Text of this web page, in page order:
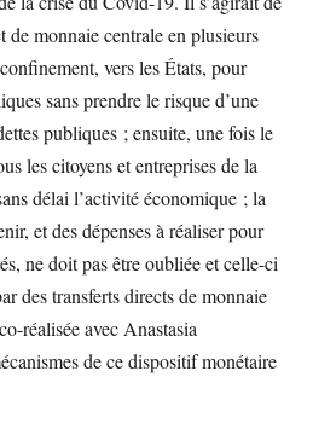
de monnaie centrale en plusieurs
vers les États, pour
sans prendre le risque d’une
publiques ; ensuite, une fois le
les citoyens et entreprises de la
délai l’activité économique ; la
et des dépenses à réaliser pour
ne doit pas être oubliée et celle-ci
des transferts directs de monnaie
réalisée avec Anastasia
de ce dispositif monétaire